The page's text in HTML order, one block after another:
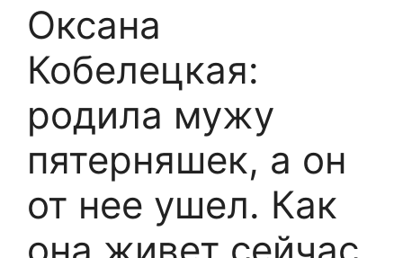
Оксана
Кобелецкая:
родила мужу
пятерняшек, а он
от нее ушел. Как